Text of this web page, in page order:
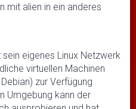
mit alien in ein anderes
eigenes Linux Netzwerk
virtuellen Machinen
zur Verfügung
Umgebung kann der